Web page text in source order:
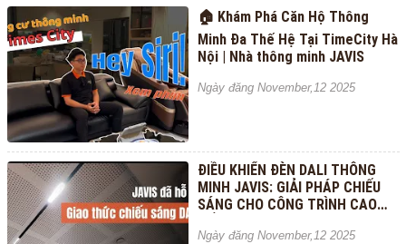
🏠 Khám Phá Căn Hộ Thông
Minh Đa Thế Hệ Tại TimeCity Hà
Nội | Nhà thông minh JAVIS
Ngày đăng November,12 2025
ĐIỀU KHIỂN ĐÈN DALI THÔNG
MINH JAVIS: GIẢI PHÁP CHIẾU
SÁNG CHO CÔNG TRÌNH CAO
Ngày đăng November,12 2025